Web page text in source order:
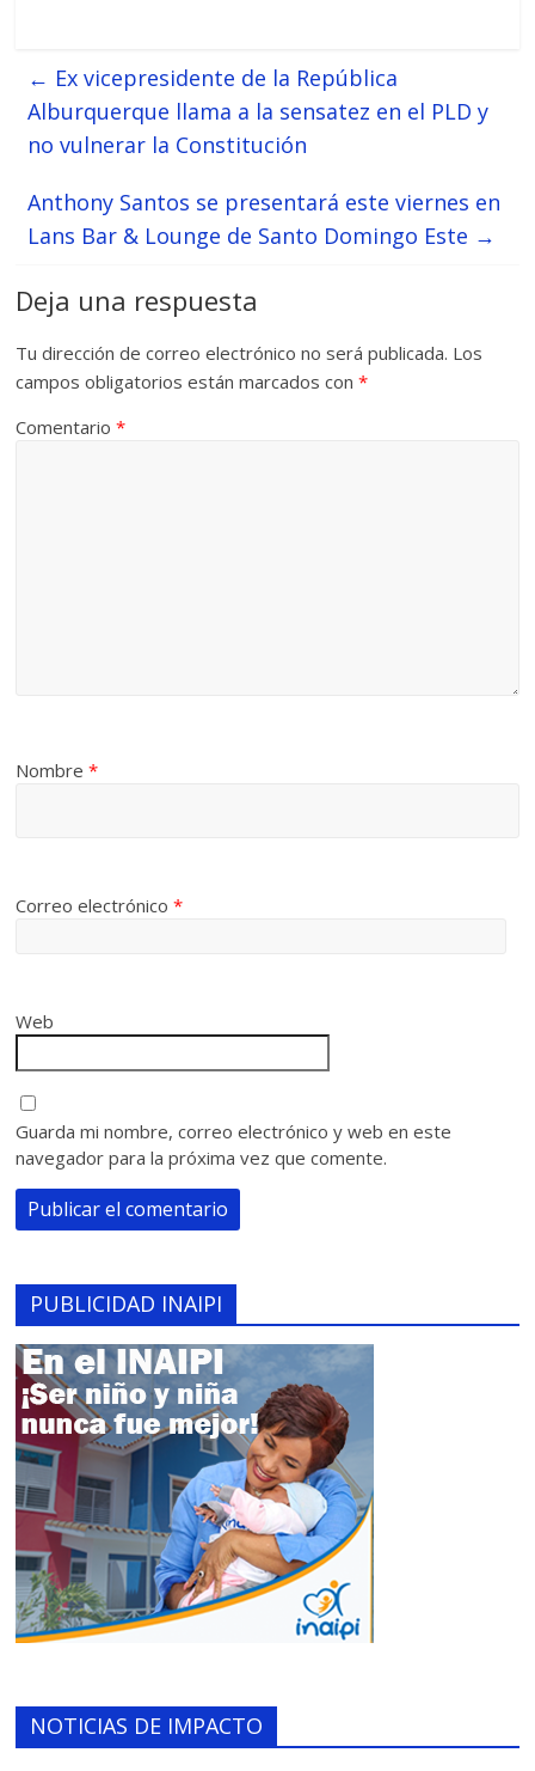
← Ex vicepresidente de la República
Alburquerque llama a la sensatez en el PLD y
no vulnerar la Constitución
Anthony Santos se presentará este viernes en
Lans Bar & Lounge de Santo Domingo Este →
Deja una respuesta
Tu dirección de correo electrónico no será publicada. Los
campos obligatorios están marcados con*
Comentario*
Nombre*
Correo electrónico*
Web
Guarda mi nombre, correo electrónico y web en este
navegador para la próxima vez que comente.
PUBLICIDAD INAIPI
NOTICIAS DE IMPACTO